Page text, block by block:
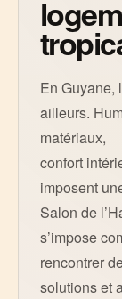
En Guyane,
ailleurs.
matériaux,
confort
imposent
Salon de
s’impose
rencontrer
solutions et